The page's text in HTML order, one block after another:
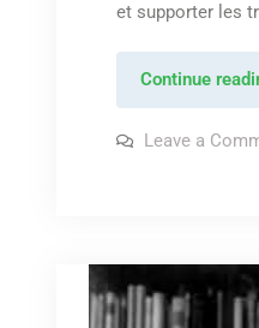
et supporter les
Continue
Leave a